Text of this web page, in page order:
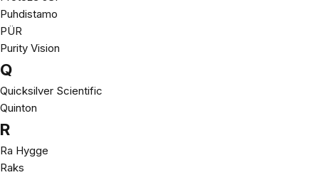
Puhdistamo
PÜR
Purity Vision
Q
Quicksilver Scientific
Quinton
R
Ra Hygge
Raks